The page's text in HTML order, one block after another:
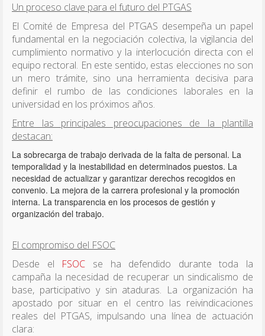
Un proceso clave para el futuro del PTGAS
El Comité de Empresa del PTGAS desempeña un papel
fundamental en la negociación colectiva, la vigilancia del
cumplimiento normativo y la interlocución directa con el
equipo rectoral. En este sentido, estas elecciones no son
un mero trámite, sino una herramienta decisiva para
definir el rumbo de las condiciones laborales en la
universidad en los próximos años.
Entre las principales preocupaciones de la plantilla
destacan:
La sobrecarga de trabajo derivada de la falta de personal. La
temporalidad y la inestabilidad en determinados puestos. La
necesidad de actualizar y garantizar derechos recogidos en
convenio. La mejora de la carrera profesional y la promoción
interna. La transparencia en los procesos de gestión y
organización del trabajo.
El compromiso del FSOC
Desde el FSOC se ha defendido durante toda la
campaña la necesidad de recuperar un sindicalismo de
base, participativo y sin ataduras. La organización ha
apostado por situar en el centro las reivindicaciones
reales del PTGAS, impulsando una línea de actuación
clara: